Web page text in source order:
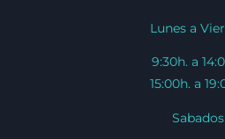
Lunes a
9:30h. a
15:00h. a
Sabados